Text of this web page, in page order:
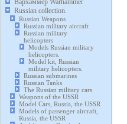
Вархаммер Warhammer
Russian collection.
Russian Weapons
Russian military aircraft
Russian military
helicopters
Models Russian military
helicopters.
Model kit, Russian
military helicopters.
Russian submarines
Russian Tanks
The Russian military cars
Weapons of the USSR
Model Cars, Russia, the USSR
Models of passenger aircraft,
Russia, the USSR